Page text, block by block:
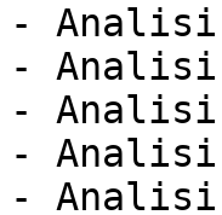
- Analisi
-
-
- Analisi
- Analisi